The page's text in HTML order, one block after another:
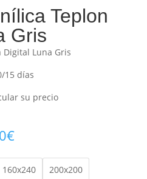
Teplon
Gris
Luna Gris
15 días
su precio
€Rango
precios:
160x240 200x200